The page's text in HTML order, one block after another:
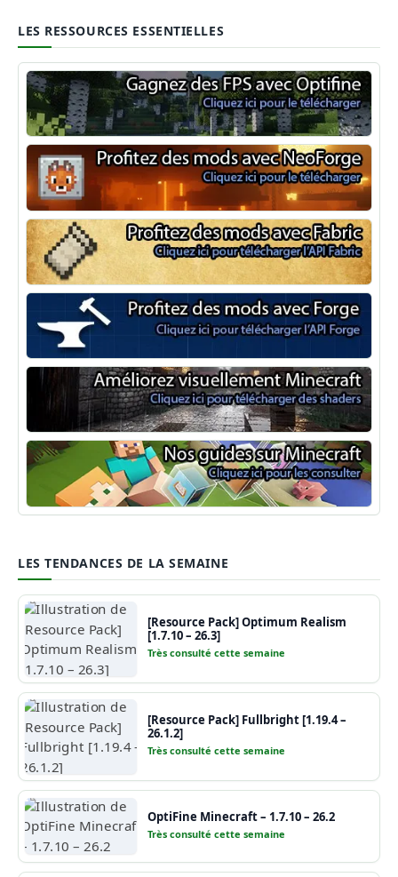
LES RESSOURCES ESSENTIELLES
Optifine
NeoForge
Minecraft Fabric
Minecraft Forge
Shaders Minecraft
Guide Minecraft
LES TENDANCES DE LA SEMAINE
[Resource Pack] Optimum Realism
[1.7.10 – 26.3]
Très consulté cette semaine
[Resource Pack] Fullbright [1.19.4 –
26.1.2]
Très consulté cette semaine
OptiFine Minecraft – 1.7.10 – 26.2
Très consulté cette semaine